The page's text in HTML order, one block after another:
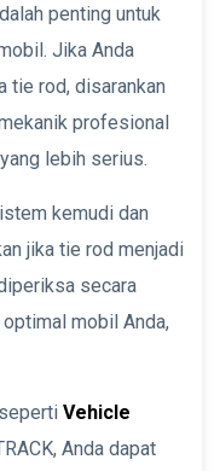
penting untuk
Jika Anda
tie rod, disarankan
profesional
lebih serius.
kemudi dan
jika tie rod menjadi
secara
mobil Anda,
Vehicle
Anda dapat